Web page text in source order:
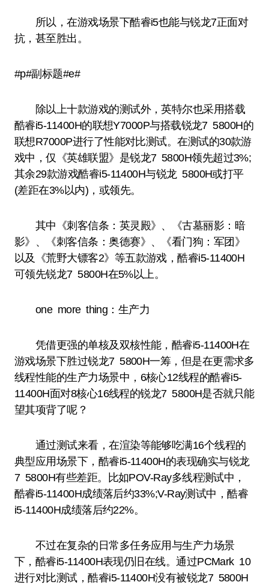
所以，在游戏场景下酷睿i5也能与锐龙7正面对
抗，甚至胜出。
#p#副标题#e#
除以上十款游戏的测试外，英特尔也采用搭载
酷睿i5-11400H的联想Y7000P与搭载锐龙7 5800H的
联想R7000P进行了性能对比测试。在测试的30款游
戏中，仅《英雄联盟》是锐龙7 5800H领先超过3%;
其余29款游戏酷睿i5-11400H与锐龙 5800H或打平
(差距在3%以内)，或领先。
其中《刺客信条：英灵殿》、《古墓丽影：暗
影》、《刺客信条：奥德赛》、《看门狗：军团》
以及《荒野大镖客2》等五款游戏，酷睿i5-11400H
可领先锐龙7 5800H在5%以上。
one more thing：生产力
凭借更强的单核及双核性能，酷睿i5-11400H在
游戏场景下胜过锐龙7 5800H一筹，但是在更需求多
线程性能的生产力场景中，6核心12线程的酷睿i5-
11400H面对8核心16线程的锐龙7 5800H是否就只能
望其项背了呢？
通过测试来看，在渲染等能够吃满16个线程的
典型应用场景下，酷睿i5-11400H的表现确实与锐龙
7 5800H有些差距。比如POV-Ray多线程测试中，
酷睿i5-11400H成绩落后约33%;V-Ray测试中，酷睿
i5-11400H成绩落后约22%。
不过在复杂的日常多任务应用与生产力场景
下，酷睿i5-11400H表现仍旧在线。通过PCMark 10
进行对比测试，酷睿i5-11400H没有被锐龙7 5800H